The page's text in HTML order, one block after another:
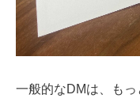
一般的なDMは、もっ